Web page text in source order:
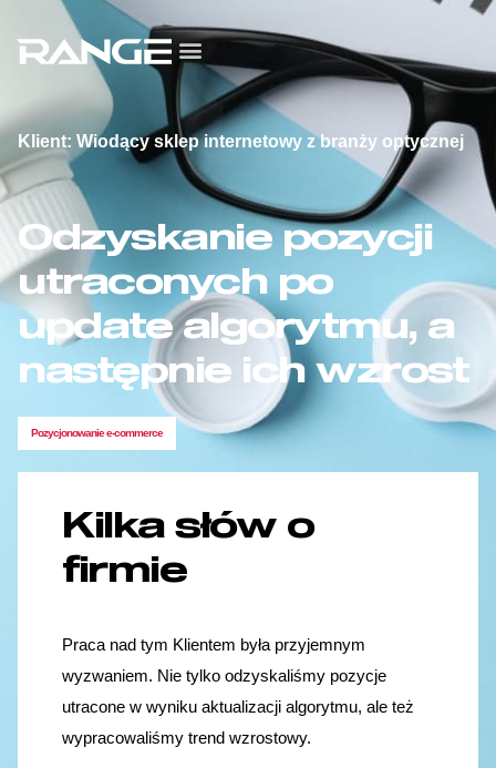
Klient: Wiodący sklep internetowy z branży optycznej
Odzyskanie pozycji
utraconych po
update algorytmu, a
następnie ich wzrost
Pozycjonowanie e-commerce
Kilka słów o
firmie
Praca nad tym Klientem była przyjemnym
wyzwaniem. Nie tylko odzyskaliśmy pozycje
utracone w wyniku aktualizacji algorytmu, ale też
wypracowaliśmy trend wzrostowy.